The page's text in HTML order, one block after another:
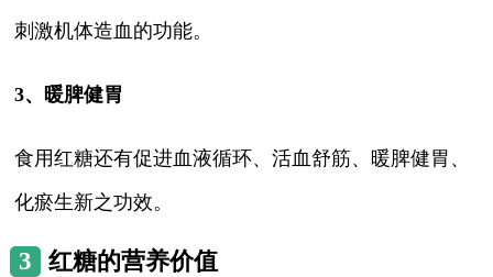
刺激机体造血的功能。
3、暖脾健胃
食用红糖还有促进血液循环、活血舒筋、暖脾健胃、
化瘀生新之功效。
3 红糖的营养价值